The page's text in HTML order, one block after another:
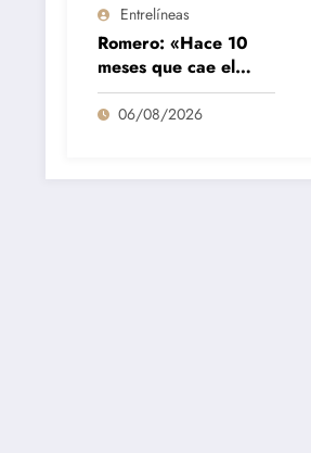
Entrelíneas
Romero: «Hace 10
meses que cae el
consumo y nada hace
pensar que vaya a
06/08/2026